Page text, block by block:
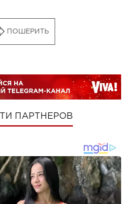
ПОШЕРИТЬ
ПАРТНЕРОВ